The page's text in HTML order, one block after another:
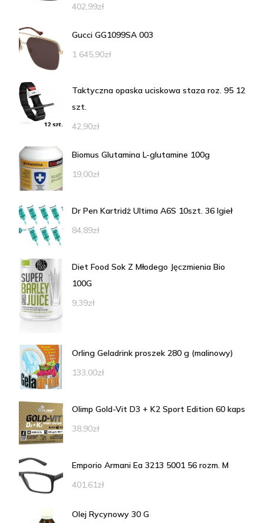
402,99zł
Gucci GG1099SA 003
1 645,90zł
Taktyczna opaska uciskowa staza roz. 95 12
szt.
42,90zł
Biomus Glutamina L-glutamine 100g
19,00zł
Dr Pen Kartridż Ultima A6S 10szt. 36 Igieł
84,89zł
Diet Food Sok Z Młodego Jęczmienia Bio
100G
9,39zł
Orling Geladrink proszek 280 g (malinowy)
133,00zł
Olimp Gold-Vit D3 + K2 Sport Edition 60 kaps
38,90zł
Emporio Armani Ea 3213 5001 56 rozm. M
401,61zł
Olej Rycynowy 30 G